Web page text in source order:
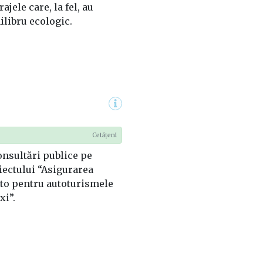
care, la fel, au
ecologic.
Cetățeni
publice pe
“Asigurarea
pentru autoturismele